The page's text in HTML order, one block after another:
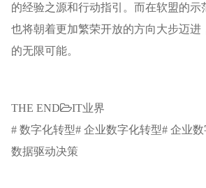
的经验之源和行动指引。而在软盟的示
也将朝着更加繁荣开放的方向大步迈进
的无限可能。
THE END
IT业界
# 数字化转型# 企业数字化转型# 企业
数据驱动决策